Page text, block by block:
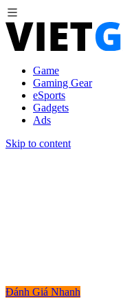
Game
Gaming Gear
eSports
Gadgets
Ads
Skip to content
Đánh Giá Nhanh